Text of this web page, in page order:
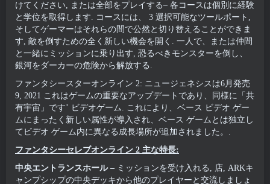
けてください, または全部をプレイする– 各コースは個別に経験
と学位を取得します. コースには、 3 選択可能なツールポート,
そしてゲーマーはそれらの間で公然と切り替えることができま
す, 敵を倒すための全く新しい機会を開く. 一人で、または仲間
と一緒にミッションに乗り出す, 恐るべきモンスターを倒し、
銀河をダーカーの危険から解放する.
ファンタシースターオンライン 2: ニュージェネシスは6月発売
9, 2021 これはゲームの重要なアップデートであり、同様に「共
有宇宙」です’ ビデオゲーム. これにより、ベース ビデオ ゲー
ムにまったく新しい属性が導入され、ベース ゲームとは独立し
てビデオ ゲーム内に異なる成長場所が追加されました。.
ファンタシーセレブオンライン 2 主な特長:
中央エントランスホール – ミッションを受け入れる, 店, ARKキ
ャンプシップの中央デッキから他のプレイヤーと交流しましょ